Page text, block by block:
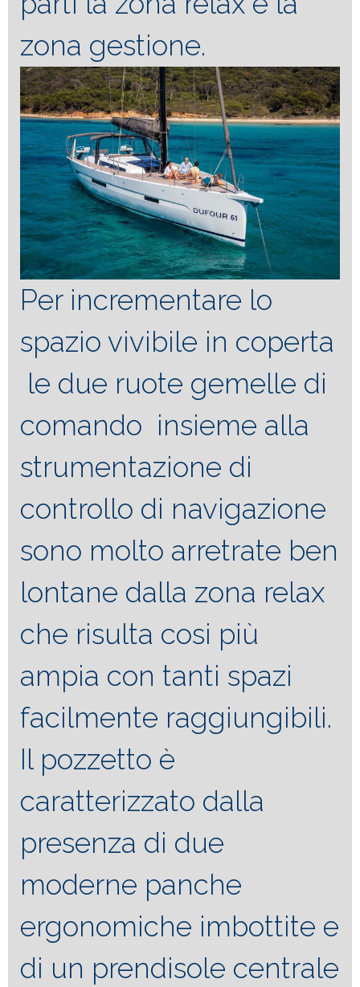
zona gestione.
Per incrementare lo
spazio vivibile in coperta
le due ruote gemelle di
comando insieme alla
strumentazione di
controllo di navigazione
sono molto arretrate ben
lontane dalla zona relax
che risulta cosi più
ampia con tanti spazi
facilmente raggiungibili.
Il pozzetto è
caratterizzato dalla
presenza di due
moderne panche
ergonomiche imbottite e
di un prendisole centrale